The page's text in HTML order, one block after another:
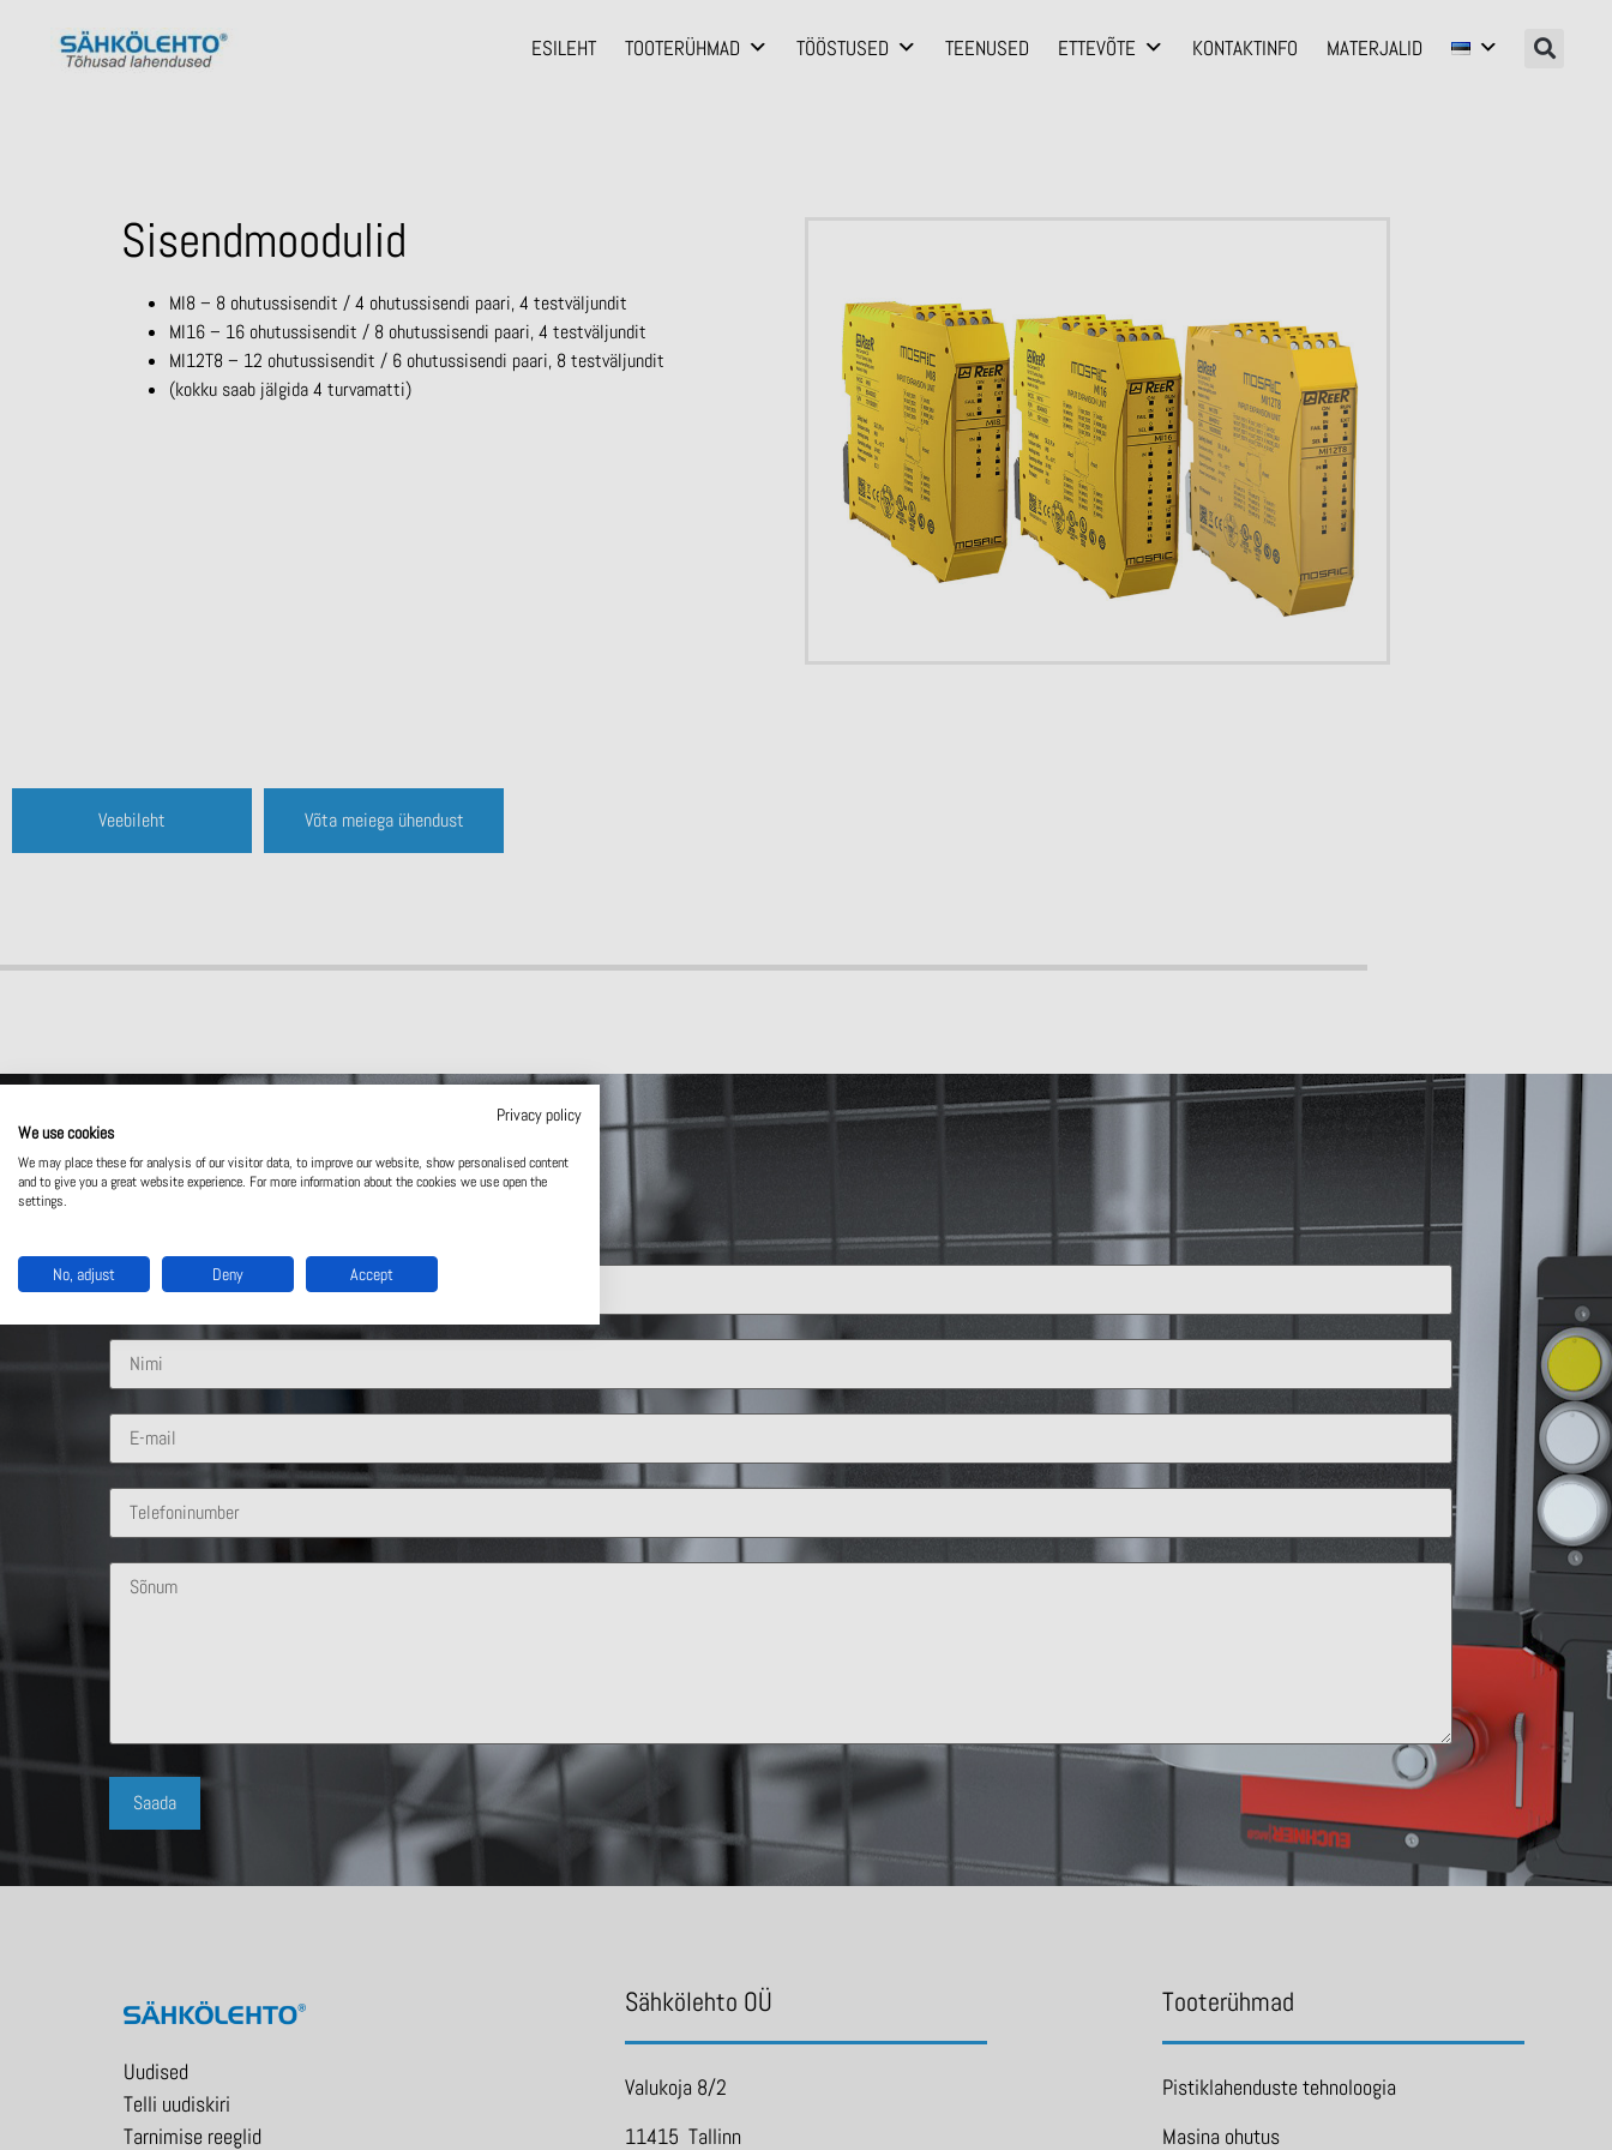
ESILEHT TOOTERÜHMAD TÖÖSTUSED TEENUSED ETTEVÕTE KONTAKTINFO MATERJALID
Sisendmoodulid
MI8 – 8 ohutussisendit / 4 ohutussisendi paari, 4 testväljundit
MI16 – 16 ohutussisendit / 8 ohutussisendi paari, 4 testväljundit
MI12T8 – 12 ohutussisendit / 6 ohutussisendi paari, 8 testväljundit
(kokku saab jälgida 4 turvamatti)
Veebileht Võta meiega ühendust
Võta meiega ühendust
Uudised
Telli uudiskiri
Tarnimise reeglid
Sähkölehto OÜ
Valukoja 8/2
11415 Tallinn
Tooterühmad
Pistiklahenduste tehnoloogia
Masina ohutus
Privacy policy
We use cookies
We may place these for analysis of our visitor data, to improve our website, show personalised content
and to give you a great website experience. For more information about the cookies we use open the
settings.
No, adjust Deny Accept